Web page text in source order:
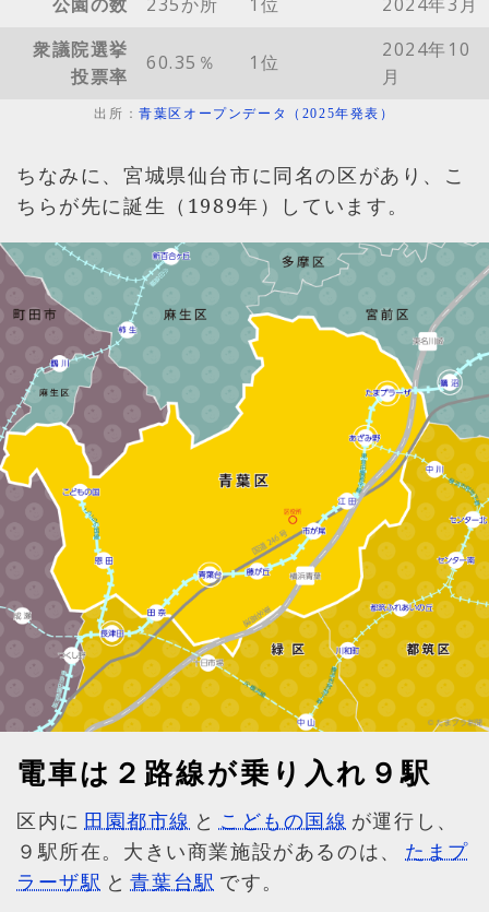
衆議院選挙
投票率
60.35％ 1位
2024年10
月
出所：青葉区オープンデータ（2025年発表）
ちなみに、宮城県仙台市に同名の区があり、こ
ちらが先に誕生（1989年）しています。
電車は２路線が乗り入れ９駅
区内に 田園都市線 と こどもの国線 が運行し、
９駅所在。大きい商業施設があるのは、
たまプ
ラーザ駅 と 青葉台駅 です。